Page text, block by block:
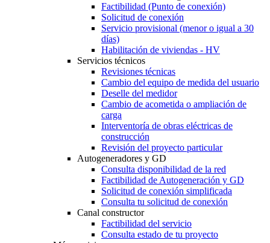
Factibilidad (Punto de conexión)
Solicitud de conexión
Servicio provisional (menor o igual a 30
días)
Habilitación de viviendas - HV
Servicios técnicos
Revisiones técnicas
Cambio del equipo de medida del usuario
Deselle del medidor
Cambio de acometida o ampliación de
carga
Interventoría de obras eléctricas de
construcción
Revisión del proyecto particular
Autogeneradores y GD
Consulta disponibilidad de la red
Factibilidad de Autogeneración y GD
Solicitud de conexión simplificada
Consulta tu solicitud de conexión
Canal constructor
Factibilidad del servicio
Consulta estado de tu proyecto